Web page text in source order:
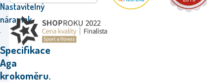
Nastavitelný
náramek.
Specifikace
Aga
krokoměru.